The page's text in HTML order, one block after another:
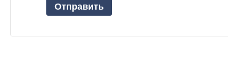
Отправить